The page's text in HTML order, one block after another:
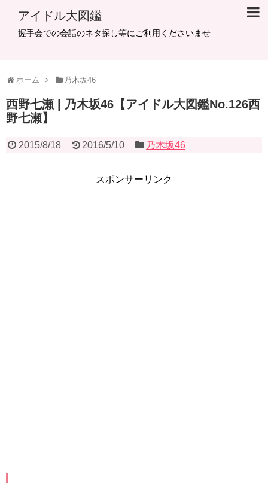
アイドル大図鑑
握手会での会話のネタ探し等にご利用くださいませ
ホーム 乃木坂46
西野七瀬 | 乃木坂46【アイドル大図鑑No.126西
野七瀬】
2015/8/18 2016/5/10 乃木坂46
スポンサーリンク